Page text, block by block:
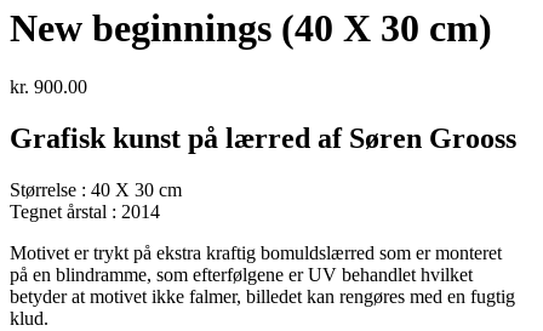
New beginnings (40 X 30 cm)
kr. 900.00
Grafisk kunst på lærred af Søren Grooss
Størrelse : 40 X 30 cm
Tegnet årstal : 2014
Motivet er trykt på ekstra kraftig bomuldslærred som er monteret
på en blindramme, som efterfølgene er UV behandlet hvilket
betyder at motivet ikke falmer, billedet kan rengøres med en fugtig
klud.